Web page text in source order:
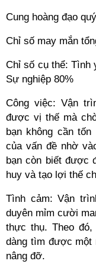
Cung hoàng đạo
Chỉ số may mắn
Chỉ số cụ thể: Tình
Sự nghiệp 80%
Công việc: Vận
được vị thế mà
bạn không cần
của vấn đề nhờ
bạn còn biết được
huy và tạo lợi thế
Tình cảm: Vận
duyên mỉm cười
thực thụ. Theo
dàng tìm được một
nâng đỡ.